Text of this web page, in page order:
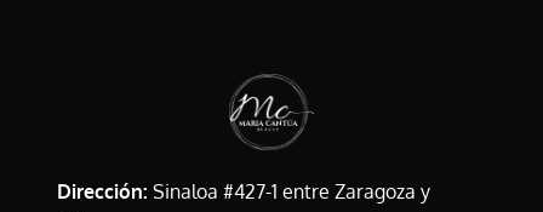
Dirección: Sinaloa #427-1 entre Zaragoza y